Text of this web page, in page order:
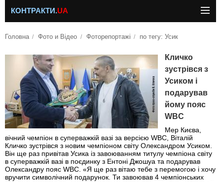
КОНТРАКТИ.UA
Головна Фото и Відео Фоторепортажі по тегу: Усик
Кличко
зустрівся з
Усиком і
подарував
йому пояс
WBC
Мер Києва,
вічний чемпіон в суперважкій вазі за версією WBC, Віталій
Кличко зустрівся з новим чемпіоном світу Олександром Усиком.
Він ще раз привітав Усика із завоюванням титулу чемпіона світу
в суперважкій вазі в поєдинку з Ентоні Джошуа та подарував
Олександру пояс WBC. «Я ще раз вітаю тебе з перемогою і хочу
вручити символічний подарунок. Ти завоював 4 чемпіонських